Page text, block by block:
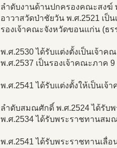
ลำดับงานด้านปกครองคณะสงฆ์
อาวาสวัดป่าชัยวัน พ.ศ.2521 เป็
รองเจ้าคณะจังหวัดขอนแก่น (ธร
พ.ศ.2530 ได้รับแต่งตั้งเป็นเจ้า
พ.ศ.2537 เป็นรองเจ้าคณะภาค
พ.ศ.2541 ได้รับแต่งตั้งให้เป็นเจ้
ลำดับสมณศักดิ์ พ.ศ.2524 ได้รับ
พ.ศ.2534 ได้รับพระราชทานส
พ.ศ.2541 ได้รับพระราชทานเ